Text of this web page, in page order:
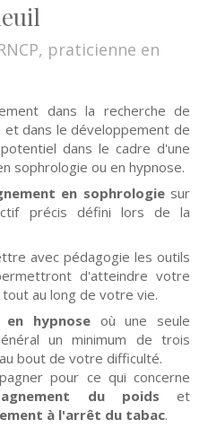
praticienne en
dans la recherche de
dans le développement de
dans le cadre d'une
sophrologie ou en hypnose.
en sophrologiesur
précis défini lors de la
avec pédagogie les outils
d'atteindre votre
au long de votre vie.
en hypnoseoù une seule
un minimum de trois
bout de votre difficulté.
pour ce qui concerne
du poids et
à l'arrêt du tabac.